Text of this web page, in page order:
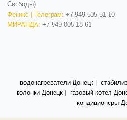
Свободы)
Феникс | Телеграм: +7 949 505-51-10
МИРАНДА: +7 949 005 18 61
водонагреватели Донецк|
колонки Донецк| газовый котел
кондиционеры